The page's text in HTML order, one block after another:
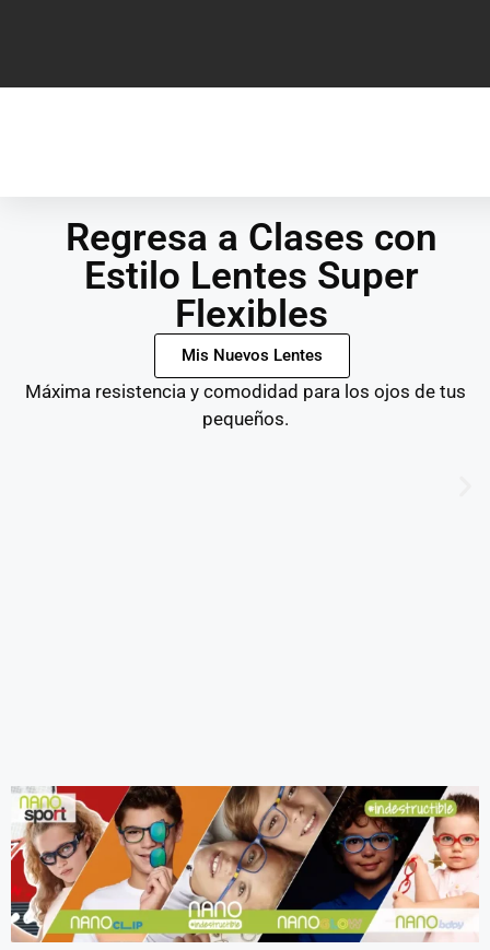
Regresa a Clases con
Estilo Lentes Super
Flexibles
Mis Nuevos Lentes
Máxima resistencia y comodidad para los ojos de tus
pequeños.